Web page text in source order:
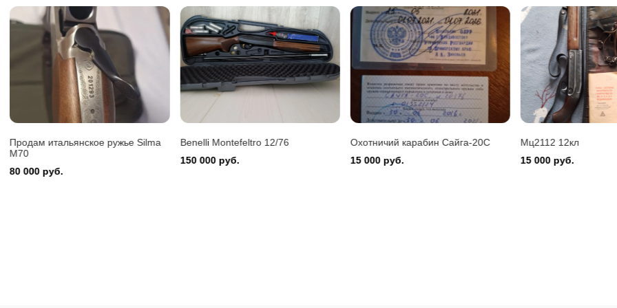
Benelli Montefeltro 12/76
150 000 руб.
Охотничий карабин Сайга-20С
15 000 руб.
Мц2112 12кл
15 000 руб.
Ружьё мр-43
30 000 руб.
Benelli Montefeltro 12/76
150 000 руб.